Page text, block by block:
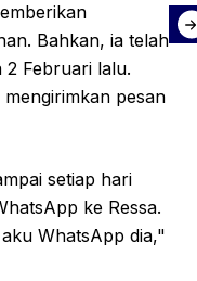
Bahkan, ia telah
2 Februari lalu.
pesan
setiap hari
ke Ressa.
WhatsApp dia,"